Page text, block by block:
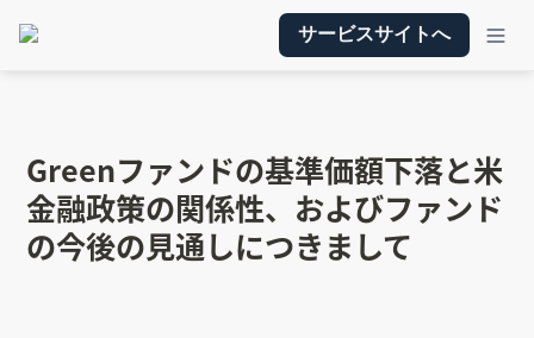
サービスサイトへ
Greenファンドの基準価額下落と米
金融政策の関係性、およびファンド
の今後の見通しにつきまして